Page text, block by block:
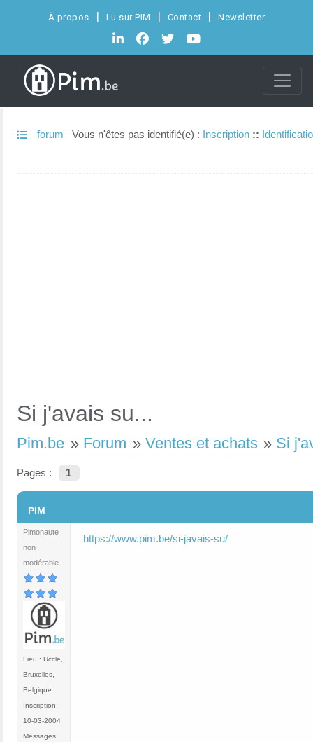
À propos Lu sur PIM Contact Newsletter
forum Vous n'êtes pas identifié(e) : Inscription ::
Si j'avais su...
Pim.be » Forum » Ventes et achats » Si
Pages : 1
PIM
Pimonaute
non
modérable
Lieu : Uccle,
Bruxelles,
Belgique
Inscription :
10-03-2004
Messages :
https://www.pim.be/si-javais-su/